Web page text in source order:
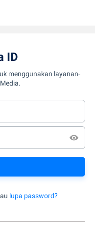
ID
menggunakan layanan-
lupa password?